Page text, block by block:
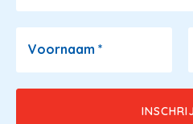
Voornaam *